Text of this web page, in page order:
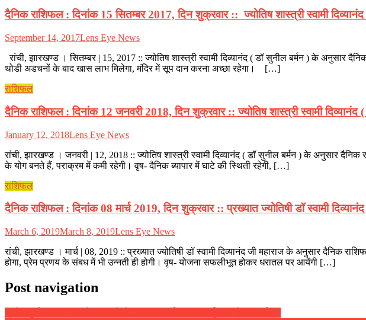
दैनिक राशिफल : दिनांक 15 सितम्बर 2017, दिन शुक्रवार :: ज्योतिष शास्त्री स्वामी
September 14, 2017Lens Eye News
रांची, झारखण्ड । सितम्बर | 15, 2017 :: ज्योतिष शास्त्री स्वामी दिव्यानंद ( डॉ सुनील बर्मन ) के अनुसार
थोडी अडचनों के बाद खास लाभ मिलेगा, मंदिर में सूप दान करना अच्छा रहेगा। […]
राशिफल
दैनिक राशिफल : दिनांक 12 जनवरी 2018, दिन शुक्रवार :: ज्योतिष शास्त्री स्वामी दिव्यानंद
January 12, 2018Lens Eye News
रांची, झारखण्ड । जनवरी | 12, 2018 :: ज्योतिष शास्त्री स्वामी दिव्यानंद ( डॉ सुनील बर्मन ) के अनुसार
के योग बनते हैं, पराक्रम में कमी रहेगी। वृष- दैनिक ब्यापार में घाटे की स्थिती रहेगी, […]
राशिफल
दैनिक राशिफल : दिनांक 08 मार्च 2019, दिन शुक्रवार :: प्रख्यात ज्योतिषी डॉ स्वामी दिव्यानंद
March 6, 2019March 8, 2019Lens Eye News
रांची, झारखण्ड । मार्च | 08, 2019 :: प्रख्यात ज्योतिषी डॉ स्वामी दिव्यानंद जी महाराज के अनुसार दैनिक
होगा, प्रेम प्रणय के संबध में भी उन्नती ही होगी। वृष- योजना सफलीभूत होकर धरातल पर आयेंगी […]
Post navigation